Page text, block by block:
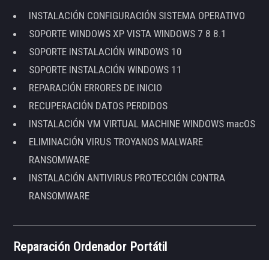
INSTALACIÓN CONFIGURACIÓN SISTEMA OPERATIVO
SOPORTE WINDOWS XP VISTA WINDOWS 7 8 8.1
SOPORTE INSTALACIÓN WINDOWS 10
SOPORTE INSTALACIÓN WINDOWS 11
REPARACIÓN ERRORES DE INICIO
RECUPERACIÓN DATOS PERDIDOS
INSTALACIÓN VM VIRTUAL MACHINE WINDOWS macOS
ELIMINACIÓN VIRUS TROYANOS MALWARE
RANSOMWARE
INSTALACIÓN ANTIVIRUS PROTECCIÓN CONTRA
RANSOMWARE
Reparación Ordenador Portátil